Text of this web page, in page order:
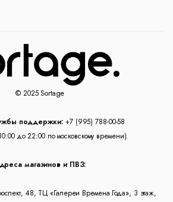
© 2025 Sortage
поддержки: +7 (995) 788-00-58
до 22:00 по московскому времени).
магазинов и ПВЗ:
48, ТЦ «Галереи Времена Года», 3 этаж,